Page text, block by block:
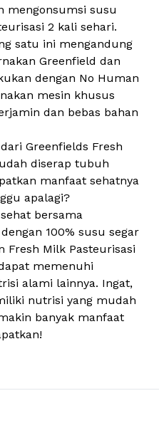
mengonsumsi susu
2 kali sehari.
satu ini mengandung
Greenfield dan
dengan No Human
mesin khusus
dan bebas bahan
Greenfields Fresh
diserap tubuh
manfaat sehatnya
apalagi?
bersama
100% susu segar
Fresh Milk Pasteurisasi
memenuhi
alami lainnya. Ingat,
nutrisi yang mudah
banyak manfaat